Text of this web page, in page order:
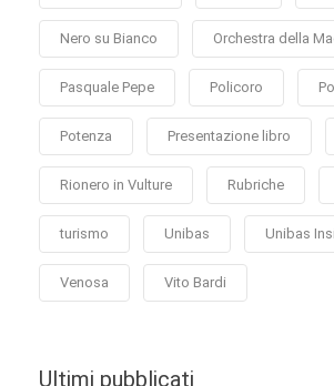
Nero su Bianco Orchestra della
Pasquale Pepe Policoro
Potenza Presentazione libro
Rionero in Vulture Rubriche
turismo Unibas Unibas
Venosa Vito Bardi
Ultimi pubblicati